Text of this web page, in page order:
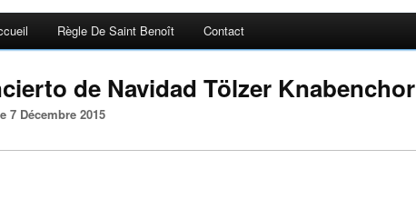
Règle De Saint Benoît Contact
de Navidad Tölzer Knabenchor
7 Décembre 2015